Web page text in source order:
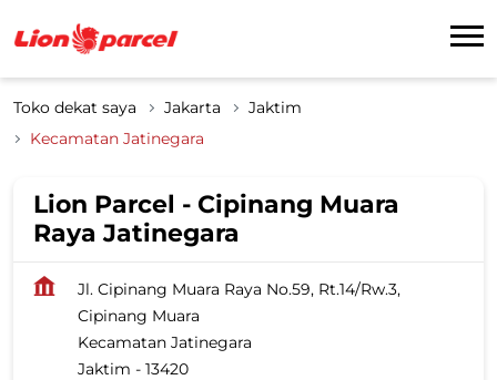
Toko dekat saya Jakarta
Jaktim
Kecamatan Jatinegara
Lion Parcel - Cipinang Muara
Raya Jatinegara
Jl. Cipinang Muara Raya No.59, Rt.14/Rw.3,
Cipinang Muara
Kecamatan Jatinegara
Jaktim - 13420